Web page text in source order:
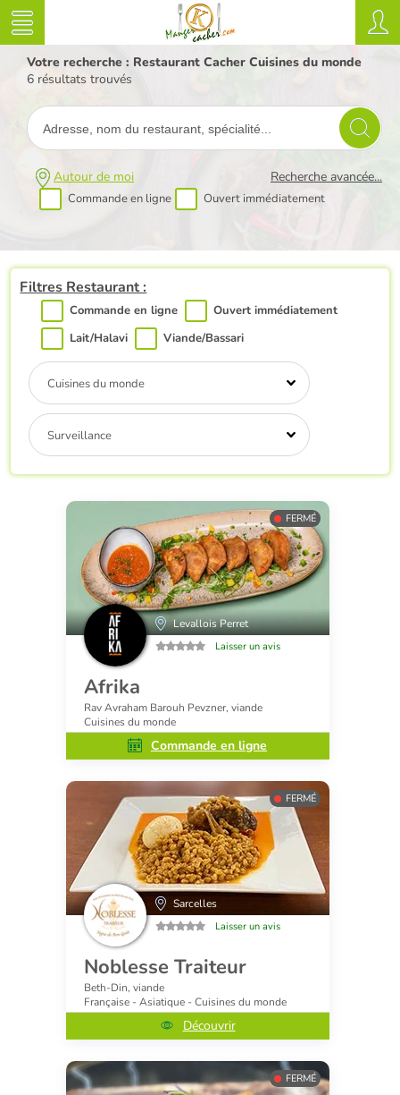
Votre recherche : Restaurant Cacher Cuisines du monde
6 résultats trouvés
Autour de moi
Commande en ligne Ouvert immédiatement
Recherche avancée...
Filtres Restaurant :
Commande en ligne
Ouvert immédiatement
Lait/Halavi
Viande/Bassari
Cuisines du monde
Surveillance
FERMÉ
Levallois Perret
Laisser un avis
Afrika
Rav Avraham Barouh Pevzner, viande
Cuisines du monde
Commande en ligne
FERMÉ
Sarcelles
Laisser un avis
Noblesse Traiteur
Beth-Din, viande
Française - Asiatique - Cuisines du monde
Découvrir
FERMÉ